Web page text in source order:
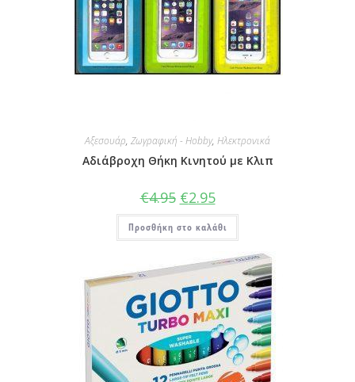
Αξεσουάρ, Ζωγραφική - Hobby, Ηλεκτρονικά
Αδιάβροχη Θήκη Κινητού με Κλιπ
€4.95 €2.95
Προσθήκη στο καλάθι